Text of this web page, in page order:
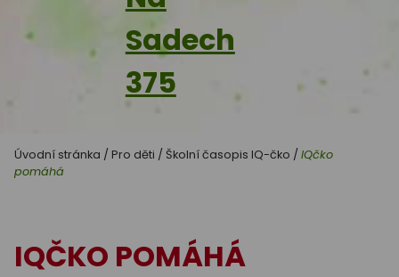
Sadech
375
Úvodní stránka / Pro děti / Školní časopis IQ-čko / IQčko
pomáhá
IQČKO POMÁHÁ